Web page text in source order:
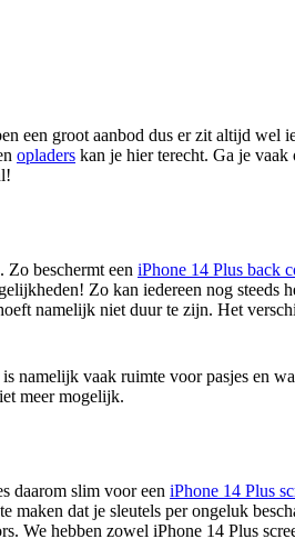
een groot aanbod dus er zit altijd wel
opladers kan je hier terecht. Ga je vaak
beschermt een iPhone 14 Plus back
Zo kan iedereen nog steeds
namelijk niet duur te zijn. Het
namelijk vaak ruimte voor pasjes en
meer mogelijk.
daarom slim voor een iPhone 14 Plus
maken dat je sleutels per ongeluk
We hebben zowel iPhone 14 Plus